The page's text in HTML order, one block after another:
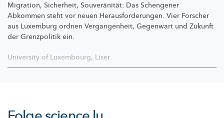
Migration, Sicherheit, Souveränität: Das Schengener
Abkommen steht vor neuen Herausforderungen. Vier Forscher
aus Luxemburg ordnen Vergangenheit, Gegenwart und Zukunft
der Grenzpolitik ein.
University of Luxembourg, Liser